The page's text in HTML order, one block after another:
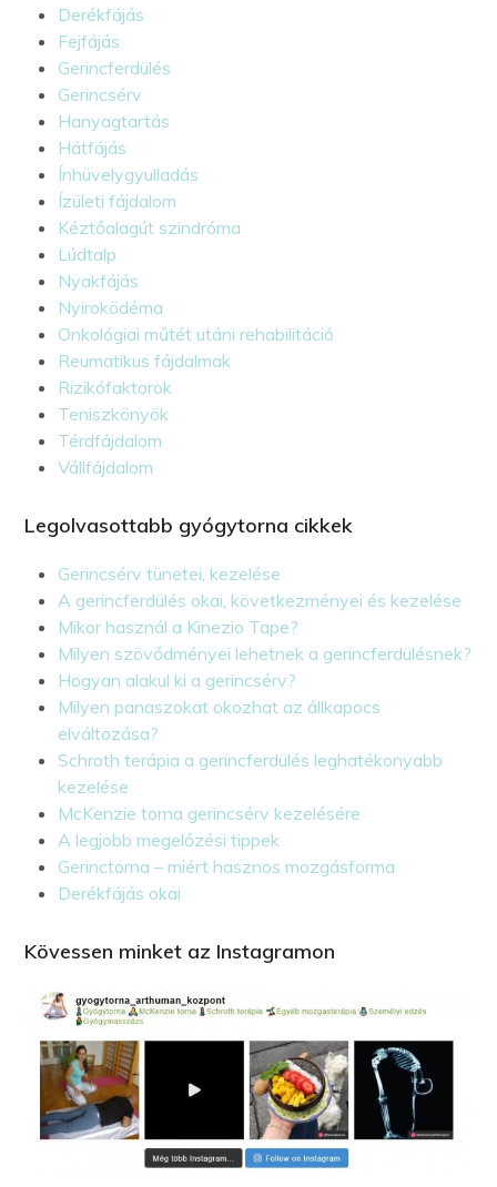
Derékfájás
Fejfájás
Gerincferdülés
Gerincsérv
Hanyagtartás
Hátfájás
Ínhüvelygyulladás
Ízületi fájdalom
Kéztőalagút szindróma
Lúdtalp
Nyakfájás
Nyiroködéma
Onkológiai műtét utáni rehabilitáció
Reumatikus fájdalmak
Rizikófaktorok
Teniszkönyök
Térdfájdalom
Vállfájdalom
Legolvasottabb gyógytorna cikkek
Gerincsérv tünetei, kezelése
A gerincferdülés okai, következményei és kezelése
Mikor használ a Kinezio Tape?
Milyen szövődményei lehetnek a gerincferdülésnek?
Hogyan alakul ki a gerincsérv?
Milyen panaszokat okozhat az állkapocs
elváltozása?
Schroth terápia a gerincferdülés leghatékonyabb
kezelése
McKenzie torna gerincsérv kezelésére
A legjobb megelőzési tippek
Gerinctorna – miért hasznos mozgásforma
Derékfájás okai
Kövessen minket az Instagramon